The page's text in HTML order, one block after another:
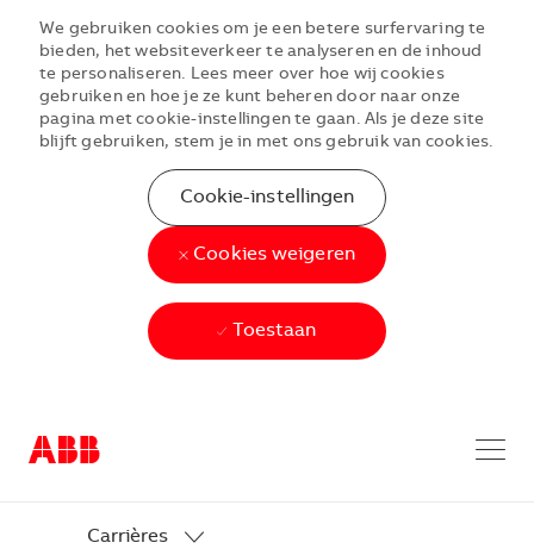
Carrières
We gebruiken cookies om je een betere surfervaring te
bieden, het websiteverkeer te analyseren en de inhoud
te personaliseren. Lees meer over hoe wij cookies
gebruiken en hoe je ze kunt beheren door naar onze
pagina met cookie-instellingen te gaan. Als je deze site
blijft gebruiken, stem je in met ons gebruik van cookies.
Cookie-instellingen
Cookies weigeren
Toestaan